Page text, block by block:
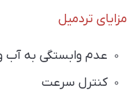
مزایای تردمیل
عدم وابستگی به آب
کنترل سرعت